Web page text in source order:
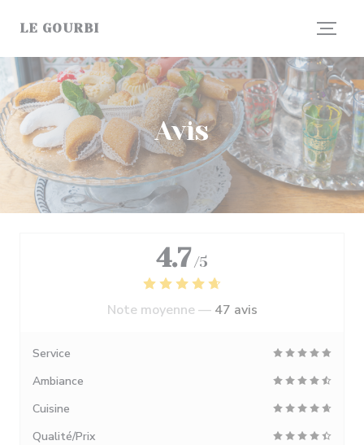
LE GOURBI
Avis
4.7 /5
Note moyenne — 47 avis
Service
Ambiance
Cuisine
Qualité/Prix